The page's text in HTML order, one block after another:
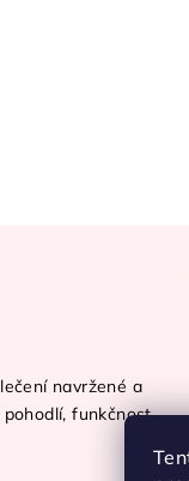
navržené a
funkčnost